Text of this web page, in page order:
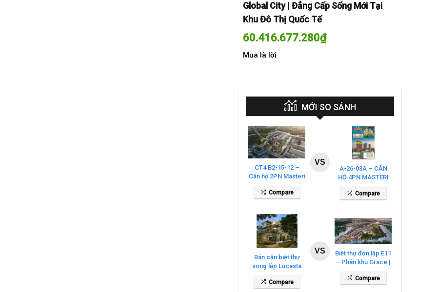
Global City | Đẳng Cấp Sống Mới Tại
Khu Đô Thị Quốc Tế
60.416.677.280₫
Mua là lời
MỚI SO SÁNH
CT4 B2-15-12 –
Căn hộ 2PN Masteri
Compare
VS
A-26-03A – CĂN
HỘ 4PN MASTERI
COSMO CENTRAL
– THE GLOBAL
Compare
Bán căn biệt thự
song lập Lucasta
Villa – DT 175m2
giá 26 tỷ
Compare
VS
Biệt thự đơn lập E11
– Phân khu Grace |
Waters
Compare